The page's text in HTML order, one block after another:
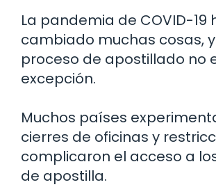
La pandemia de COVID-19
cambiado muchas cosas,
proceso de apostillado no
excepción.
Muchos países
cierres de oficinas y
complicaron el acceso a
de apostilla.